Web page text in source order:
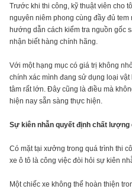
Trước khi thi công, kỹ thuật viên cho
nguyên niêm phong cùng đầy đủ
hướng dẫn cách kiểm tra nguồn gốc
nhận biết hàng chính hãng.
Với một hạng mục có giá trị không
chính xác mình đang sử dụng loại
tâm rất lớn. Đây cũng là điều mà
hiện nay sẵn sàng thực hiện.
Sự kiên nhẫn quyết định chất lượng
Có mặt tại xưởng trong quá trình thi
xe ô tô là công việc đòi hỏi sự kiên
Một chiếc xe không thể hoàn thiện